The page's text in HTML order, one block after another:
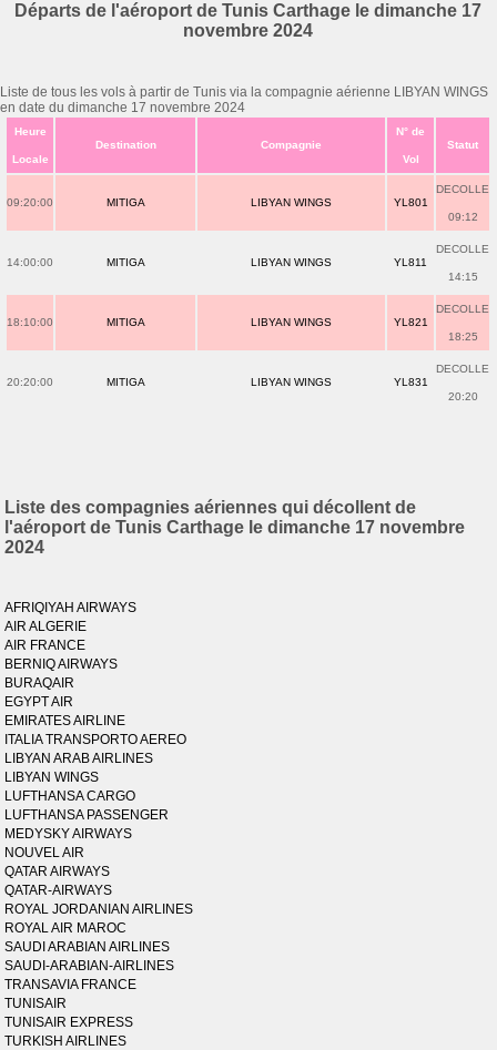
Départs de l'aéroport de Tunis Carthage le dimanche 17
novembre 2024
Liste de tous les vols à partir de Tunis via la compagnie aérienne LIBYAN WINGS
en date du dimanche 17 novembre 2024
Heure
Locale
Destination Compagnie
N° de
Vol
Statut
09:20:00 MITIGA LIBYAN WINGS YL801
DECOLLE
09:12
14:00:00 MITIGA LIBYAN WINGS YL811
DECOLLE
14:15
18:10:00 MITIGA LIBYAN WINGS YL821
DECOLLE
18:25
20:20:00 MITIGA LIBYAN WINGS YL831
DECOLLE
20:20
Liste des compagnies aériennes qui décollent de
l'aéroport de Tunis Carthage le dimanche 17 novembre
2024
AFRIQIYAH AIRWAYS
AIR ALGERIE
AIR FRANCE
BERNIQ AIRWAYS
BURAQAIR
EGYPT AIR
EMIRATES AIRLINE
ITALIA TRANSPORTO AEREO
LIBYAN ARAB AIRLINES
LIBYAN WINGS
LUFTHANSA CARGO
LUFTHANSA PASSENGER
MEDYSKY AIRWAYS
NOUVEL AIR
QATAR AIRWAYS
QATAR-AIRWAYS
ROYAL JORDANIAN AIRLINES
ROYAL AIR MAROC
SAUDI ARABIAN AIRLINES
SAUDI-ARABIAN-AIRLINES
TRANSAVIA FRANCE
TUNISAIR
TUNISAIR EXPRESS
TURKISH AIRLINES